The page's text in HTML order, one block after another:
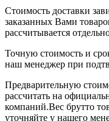
Стоимость доставки
заказанных Вами
рассчитывается
Точную стоимость и
наш менеджер при
Предварительную
рассчитать на
компаний.Вес брутто
уточняйте у нашего